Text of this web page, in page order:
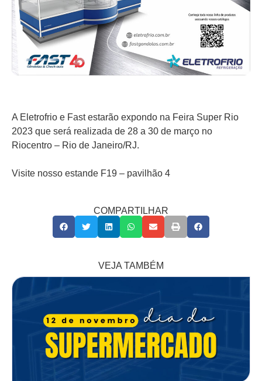
A Eletrofrio e Fast estarão expondo na Feira Super Rio
2023 que será realizada de 28 a 30 de março no
Riocentro – Rio de Janeiro/RJ.
Visite nosso estande F19 – pavilhão 4
COMPARTILHAR
VEJA TAMBÉM